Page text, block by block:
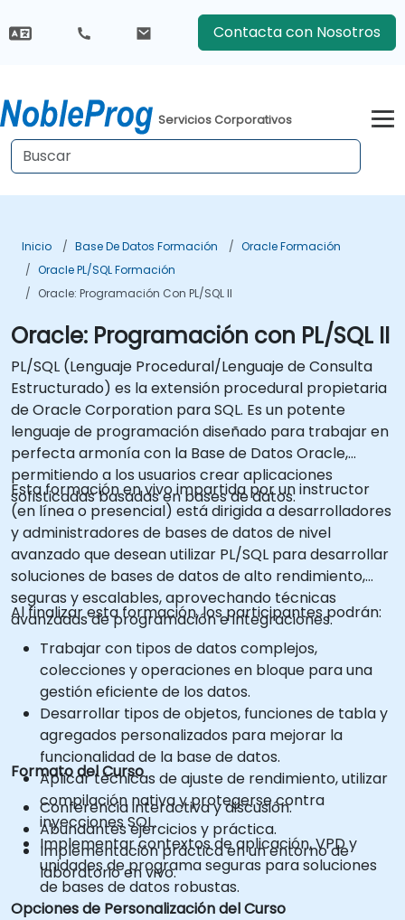
Contacta con Nosotros
Servicios Corporativos
Inicio Base De Datos Formación
Oracle Formación
Oracle PL/SQL Formación
Oracle: Programación Con PL/SQL II
Oracle: Programación con PL/SQL II
PL/SQL (Lenguaje Procedural/Lenguaje de Consulta
Estructurado) es la extensión procedural propietaria
de Oracle Corporation para SQL. Es un potente
lenguaje de programación diseñado para trabajar en
perfecta armonía con la Base de Datos Oracle,
permitiendo a los usuarios crear aplicaciones
sofisticadas basadas en bases de datos.
Esta formación en vivo impartida por un instructor
(en línea o presencial) está dirigida a desarrolladores
y administradores de bases de datos de nivel
avanzado que desean utilizar PL/SQL para desarrollar
soluciones de bases de datos de alto rendimiento,
seguras y escalables, aprovechando técnicas
avanzadas de programación e integraciones.
Al finalizar esta formación, los participantes podrán:
Trabajar con tipos de datos complejos,
colecciones y operaciones en bloque para una
gestión eficiente de los datos.
Desarrollar tipos de objetos, funciones de tabla y
agregados personalizados para mejorar la
funcionalidad de la base de datos.
Aplicar técnicas de ajuste de rendimiento, utilizar
compilación nativa y protegerse contra
inyecciones SQL.
Implementar contextos de aplicación, VPD y
unidades de programa seguras para soluciones
de bases de datos robustas.
Formato del Curso
Conferencia interactiva y discusión.
Abundantes ejercicios y práctica.
Implementación práctica en un entorno de
laboratorio en vivo.
Opciones de Personalización del Curso